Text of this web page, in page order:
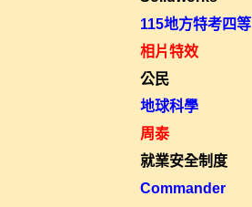
115地方特考四等
相片特效
公民
地球科學
周泰
就業安全制度
Commander